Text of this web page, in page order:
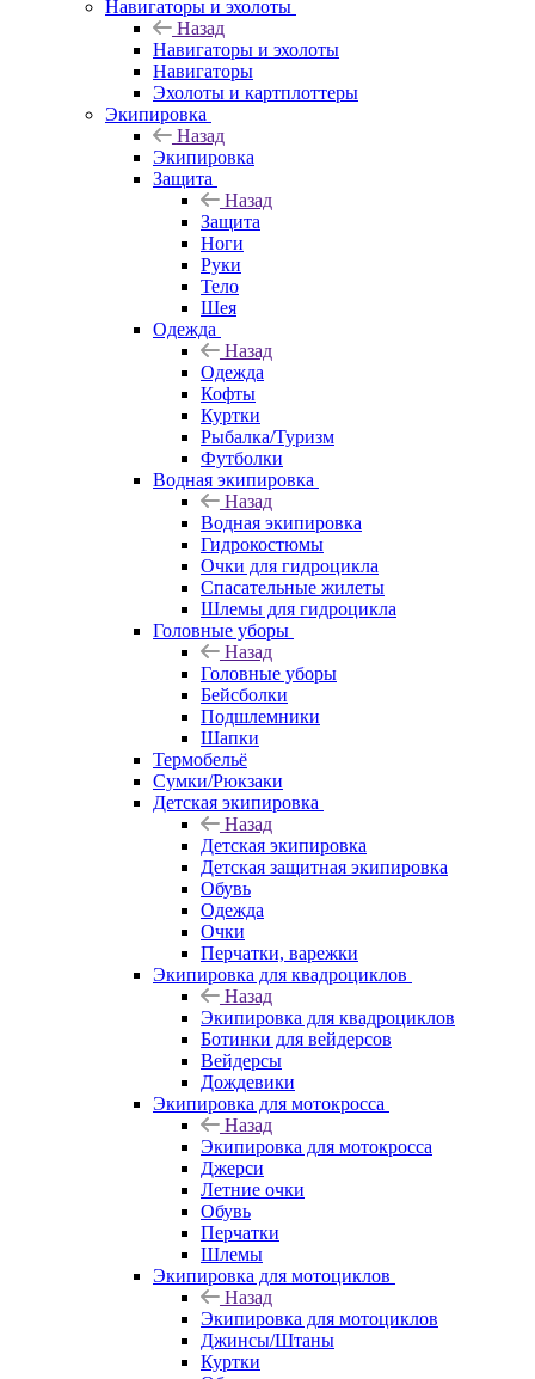
Навигаторы и эхолоты
Назад
Навигаторы и эхолоты
Навигаторы
Эхолоты и картплоттеры
Экипировка
Назад
Экипировка
Защита
Назад
Защита
Ноги
Руки
Тело
Шея
Одежда
Назад
Одежда
Кофты
Куртки
Рыбалка/Туризм
Футболки
Водная экипировка
Назад
Водная экипировка
Гидрокостюмы
Очки для гидроцикла
Спасательные жилеты
Шлемы для гидроцикла
Головные уборы
Назад
Головные уборы
Бейсболки
Подшлемники
Шапки
Термобельё
Сумки/Рюкзаки
Детская экипировка
Назад
Детская экипировка
Детская защитная экипировка
Обувь
Одежда
Очки
Перчатки, варежки
Экипировка для квадроциклов
Назад
Экипировка для квадроциклов
Ботинки для вейдерсов
Вейдерсы
Дождевики
Экипировка для мотокросса
Назад
Экипировка для мотокросса
Джерси
Летние очки
Обувь
Перчатки
Шлемы
Экипировка для мотоциклов
Назад
Экипировка для мотоциклов
Джинсы/Штаны
Куртки